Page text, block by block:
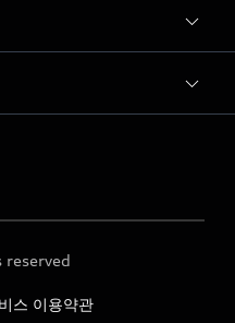
트
로-1079
스 이용약관